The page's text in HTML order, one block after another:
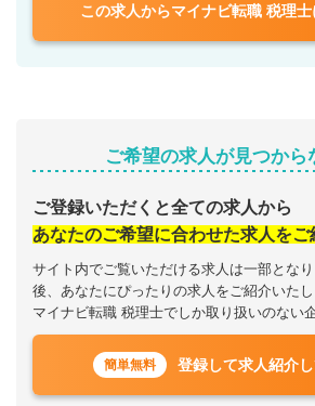
この求人からマイナビ転職 税理
ご希望の求人が見つから
ご登録いただくと全ての求人から
あなたのご希望に合わせた求人をご
サイト内でご覧いただける求人は一部とな
後、あなたにぴったりの求人をご紹介いたし
マイナビ転職 税理士でしか取り扱いのない
簡単無料 登録して求人紹介